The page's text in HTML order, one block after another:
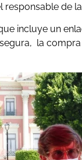
responsable de
incluye un
la